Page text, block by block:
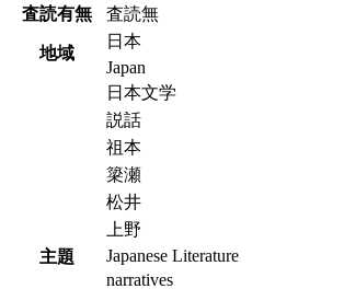
査読有無
査読無
地域
日本
Japan
主題
日本文学
説話
祖本
簗瀬
松井
上野
Japanese Literature
narratives